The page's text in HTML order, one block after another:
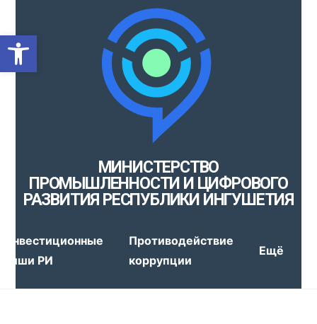
Открыть панель
МИНИСТЕРСТВО
ПРОМЫШЛЕННОСТИ И ЦИФРОВОГО
РАЗВИТИЯ РЕСПУБЛИКИ ИНГУШЕТИЯ
Инвестиционные
ниши РИ
Противодействие
коррупции
Ещё